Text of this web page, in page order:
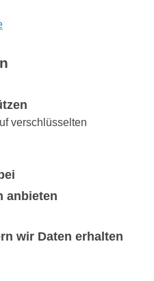
verschlüsselten
anbieten
wir Daten erhalten